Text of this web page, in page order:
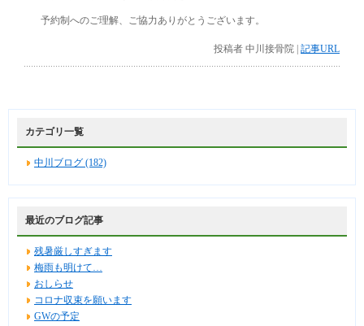
予約制へのご理解、ご協力ありがとうございます。
投稿者 中川接骨院 | 記事URL
カテゴリ一覧
中川ブログ (182)
最近のブログ記事
残暑厳しすぎます
梅雨も明けて…
おしらせ
コロナ収束を願います
GWの予定